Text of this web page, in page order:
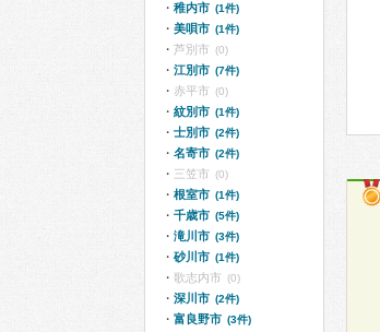
稚内市 (1件)
美唄市 (1件)
芦別市 (0)
江別市 (7件)
赤平市 (0)
紋別市 (1件)
士別市 (2件)
名寄市 (2件)
三笠市 (0)
根室市 (1件)
千歳市 (5件)
滝川市 (3件)
砂川市 (1件)
歌志内市 (0)
深川市 (2件)
富良野市 (3件)